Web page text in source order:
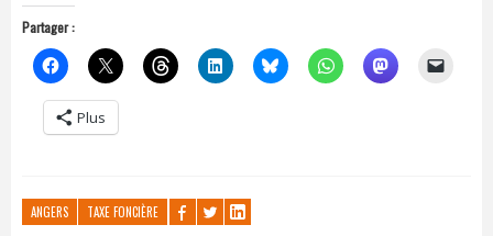
Partager :
Plus
ANGERS TAXE FONCIÈRE